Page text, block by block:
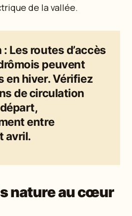
de la vallée.
: Les routes d’accès
peuvent
en hiver. Vérifiez
de circulation
entre
avril.
nature au cœur